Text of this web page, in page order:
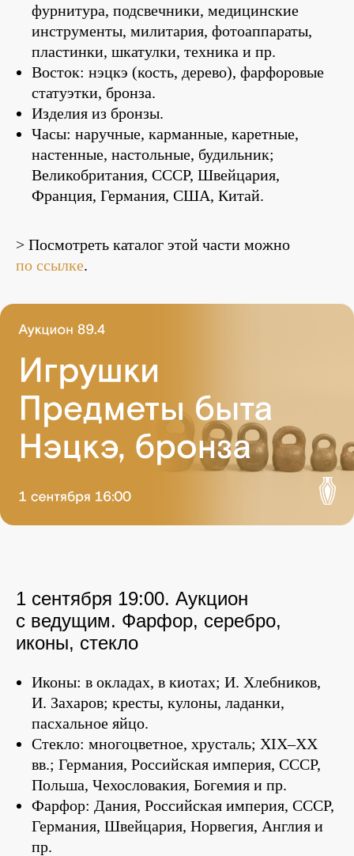
фурнитура, подсвечники, медицинские
инструменты, милитария, фотоаппараты,
пластинки, шкатулки, техника и пр.
Восток: нэцкэ (кость, дерево), фарфоровые
статуэтки, бронза.
Изделия из бронзы.
Часы: наручные, карманные, каретные,
настенные, настольные, будильник;
Великобритания, СССР, Швейцария,
Франция, Германия, США, Китай.
> Посмотреть каталог этой части можно
по ссылке.
1 сентября 19:00. Аукцион
с ведущим. Фарфор, серебро,
иконы, стекло
Иконы: в окладах, в киотах; И. Хлебников,
И. Захаров; кресты, кулоны, ладанки,
пасхальное яйцо.
Стекло: многоцветное, хрусталь; XIX–ХХ
вв.; Германия, Российская империя, СССР,
Польша, Чехословакия, Богемия и пр.
Фарфор: Дания, Российская империя, СССР,
Германия, Швейцария, Норвегия, Англия и
пр.